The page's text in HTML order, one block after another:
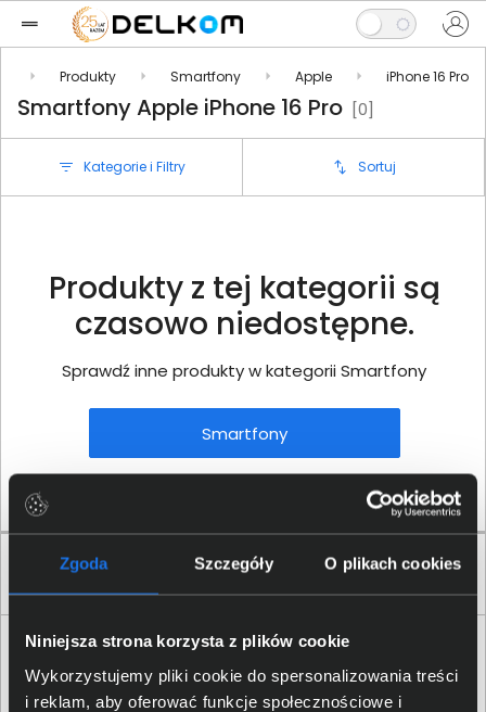
Zgoda Szczegóły O plikach cookies
Niniejsza strona korzysta z plików cookie
Wykorzystujemy pliki cookie do spersonalizowania treści
i reklam, aby oferować funkcje społecznościowe i
Produkty Smartfony Apple iPhone 16 Pro
Smartfony Apple iPhone 16 Pro [0]
Kategorie i Filtry Sortuj
Produkty z tej kategorii są
czasowo niedostępne.
Sprawdź inne produkty w kategorii Smartfony
Smartfony
Zaufali nam